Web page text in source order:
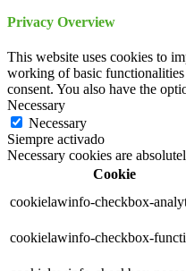
Privacy Overview
This website uses cookies to
working of basic
consent. You also have the
Necessary
Necessary
Siempre activado
Necessary cookies are
Cookie
cookielawinfo-checkbox-
cookielawinfo-checkbox-